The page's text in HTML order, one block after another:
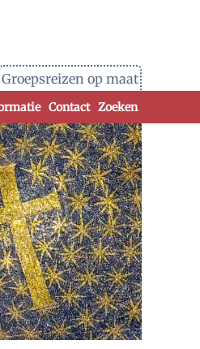
Groepsreizen op maat
Contact Zoeken